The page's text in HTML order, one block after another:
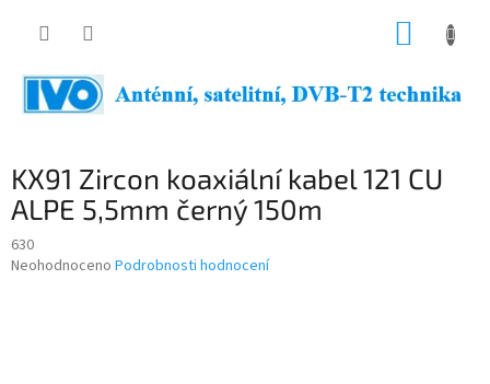
KX91 Zircon koaxiální kabel 121 CU
ALPE 5,5mm černý 150m
630
Průměrné
Neohodnoceno Podrobnosti hodnocení